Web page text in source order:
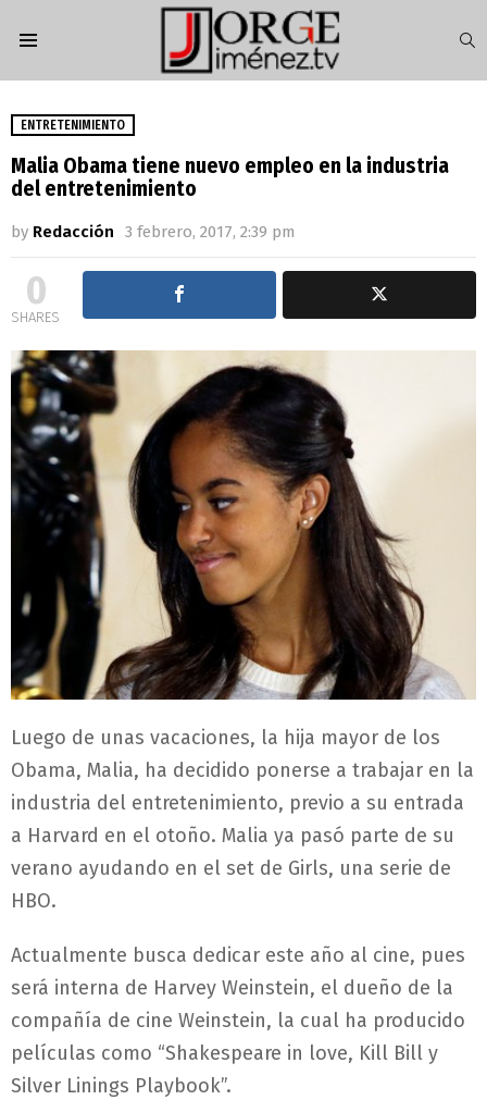
ENTRETENIMIENTO
Malia Obama tiene nuevo empleo en la industria
del entretenimiento
by Redacción 3 febrero, 2017, 2:39 pm
0
SHARES
Luego de unas vacaciones, la hija mayor de los
Obama, Malia, ha decidido ponerse a trabajar en la
industria del entretenimiento, previo a su entrada
a Harvard en el otoño. Malia ya pasó parte de su
verano ayudando en el set de Girls, una serie de
HBO.
Actualmente busca dedicar este año al cine, pues
será interna de Harvey Weinstein, el dueño de la
compañía de cine Weinstein, la cual ha producido
películas como “Shakespeare in love, Kill Bill y
Silver Linings Playbook”.